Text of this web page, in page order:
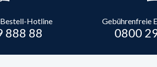
Hotline
888 88
Gebührenfreie
0800